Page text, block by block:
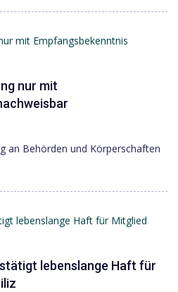
nur mit
an Behörden und Körperschaften
lebenslange Haft für